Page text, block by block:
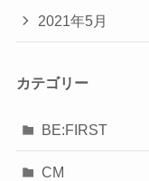
2021年5月
カテゴリー
BE:FIRST
CM